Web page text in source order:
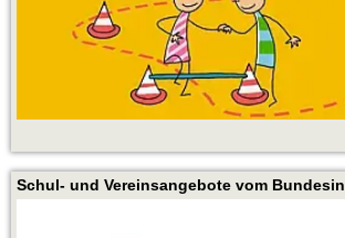
Schul- und Vereinsangebote vom